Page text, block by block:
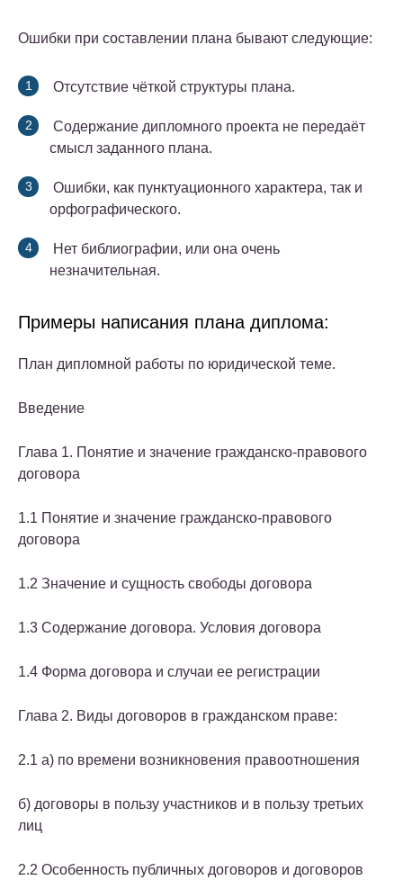
Ошибки при составлении плана бывают следующие:
Отсутствие чёткой структуры плана.
Содержание дипломного проекта не передаёт
смысл заданного плана.
Ошибки, как пунктуационного характера, так и
орфографического.
Нет библиографии, или она очень
незначительная.
Примеры написания плана диплома:
План дипломной работы по юридической теме.
Введение
Глава 1. Понятие и значение гражданско-правового
договора
1.1 Понятие и значение гражданско-правового
договора
1.2 Значение и сущность свободы договора
1.3 Содержание договора. Условия договора
1.4 Форма договора и случаи ее регистрации
Глава 2. Виды договоров в гражданском праве:
2.1 а) по времени возникновения правоотношения
б) договоры в пользу участников и в пользу третьих
лиц
2.2 Особенность публичных договоров и договоров